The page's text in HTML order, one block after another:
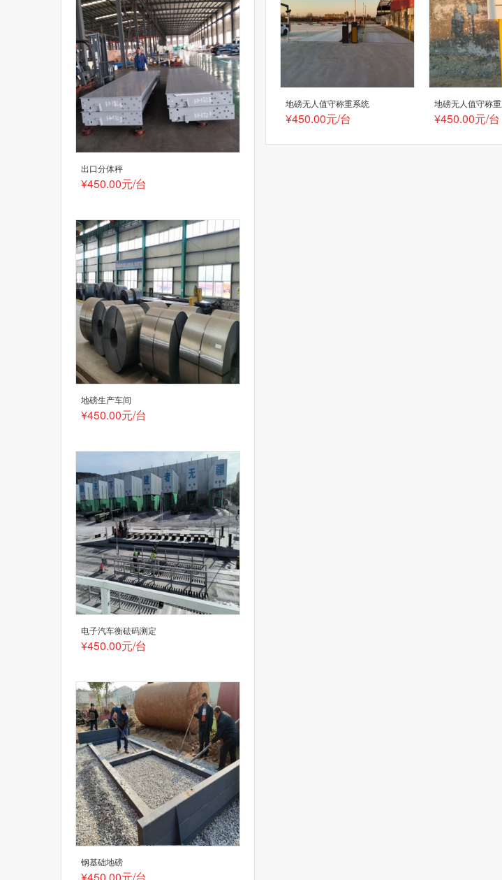
出口分体秤
¥450.00元/台
地磅生产车间
¥450.00元/台
电子汽车衡砝码测定
¥450.00元/台
钢基础地磅
¥450.00元/台
地磅无人值守称重系统
¥450.00元/台
地磅无人值守称
¥450.00元/台